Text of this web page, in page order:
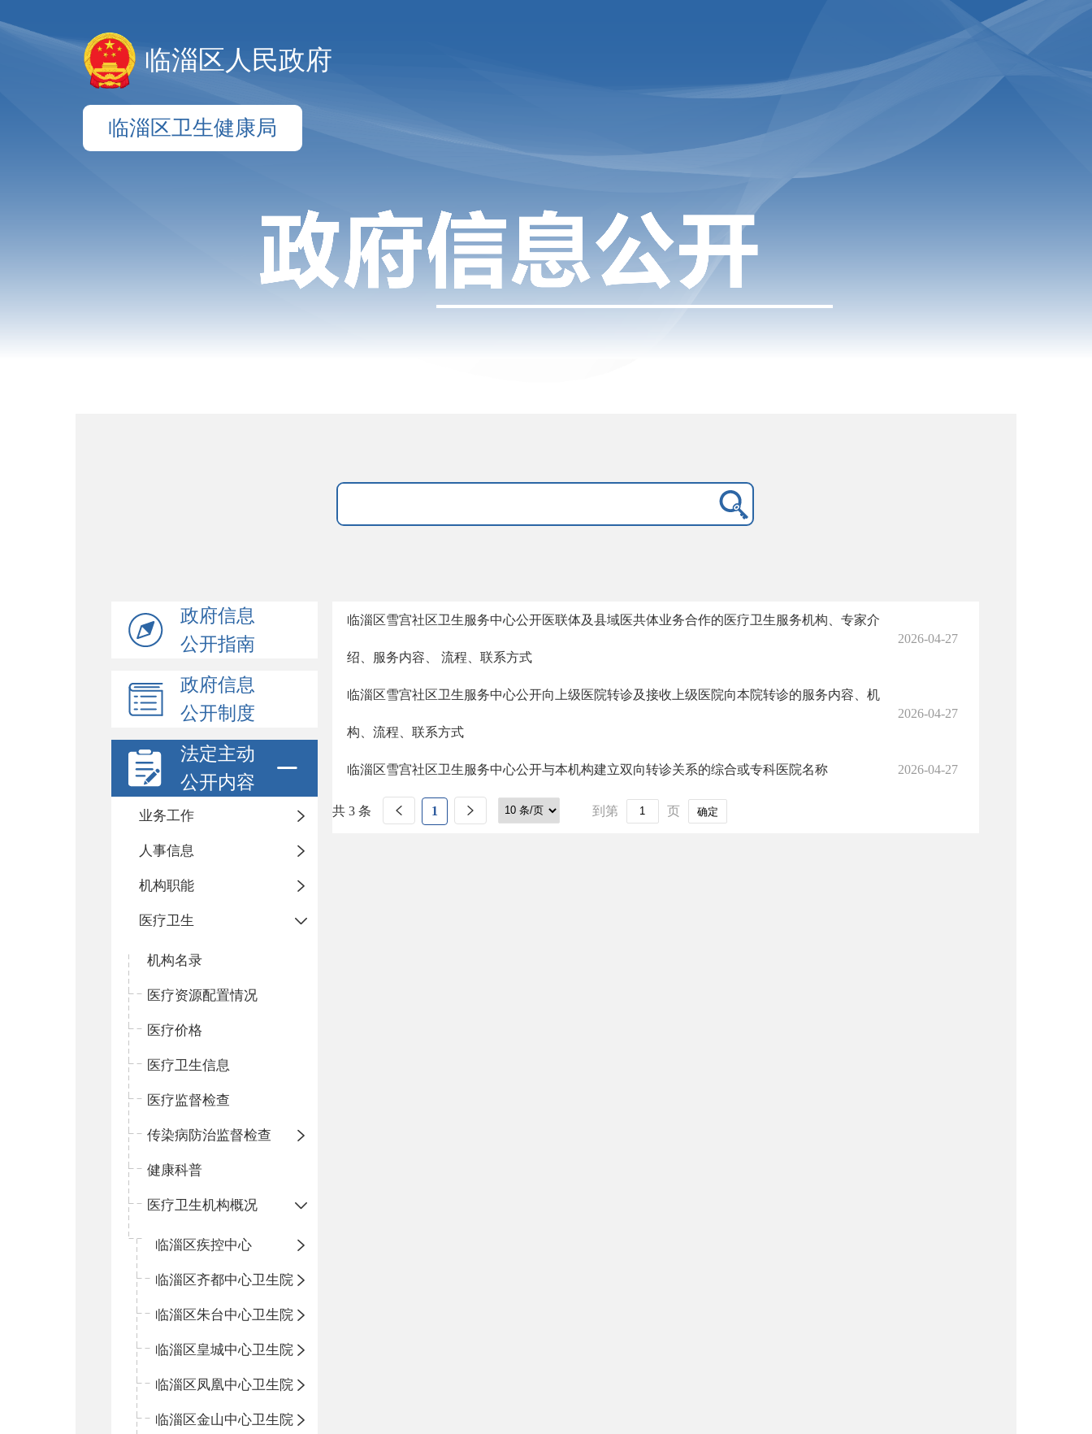
临淄区人民政府
临淄区卫生健康局
政府信息
公开指南
政府信息
公开制度
法定主动
公开内容
业务工作
人事信息
机构职能
医疗卫生
机构名录
医疗资源配置情况
医疗价格
医疗卫生信息
医疗监督检查
传染病防治监督检查
健康科普
医疗卫生机构概况
临淄区疾控中心
临淄区齐都中心卫生院
临淄区朱台中心卫生院
临淄区皇城中心卫生院
临淄区凤凰中心卫生院
临淄区金山中心卫生院
临淄区雪宫社区卫生服务中心公开医联体及县域医共体业务合作的医疗卫生服务机构、专家介
绍、服务内容、 流程、联系方式
2026-04-27
临淄区雪宫社区卫生服务中心公开向上级医院转诊及接收上级医院向本院转诊的服务内容、机
构、流程、联系方式
2026-04-27
临淄区雪宫社区卫生服务中心公开与本机构建立双向转诊关系的综合或专科医院名称 2026-04-27
共 3 条 1 到第 页 确定